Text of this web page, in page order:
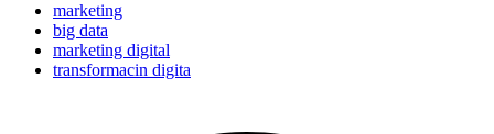
marketing
big data
marketing digital
transformacin digita